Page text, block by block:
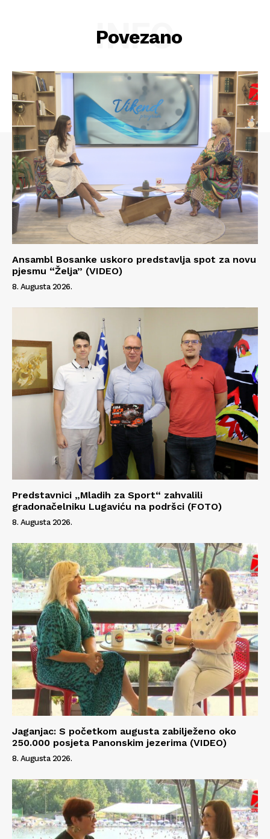
Info
O nama
Povezano
INFO
Ansambl Bosanke uskoro predstavlja spot za novu
pjesmu “Želja” (VIDEO)
8. Augusta 2026.
Predstavnici „Mladih za Sport“ zahvalili
gradonačelniku Lugaviću na podršci (FOTO)
8. Augusta 2026.
Jaganjac: S početkom augusta zabilježeno oko
250.000 posjeta Panonskim jezerima (VIDEO)
8. Augusta 2026.